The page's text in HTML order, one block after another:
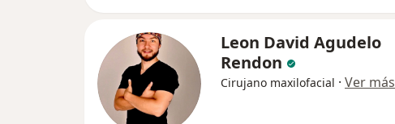
Leon David Agudelo
Rendon
Cirujano maxilofacial · Ver más